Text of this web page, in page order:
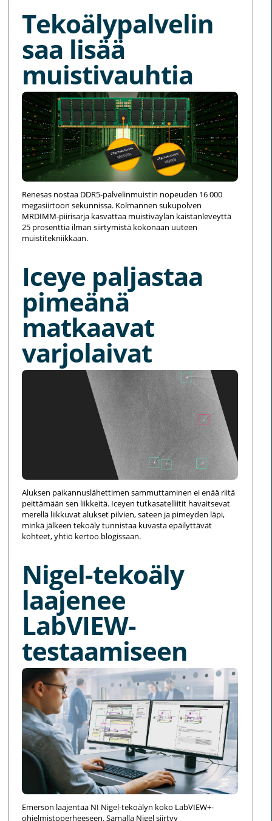
Tekoälypalvelin
saa lisää
muistivauhtia
Renesas nostaa DDR5-palvelinmuistin nopeuden 16 000
megasiirtoon sekunnissa. Kolmannen sukupolven
MRDIMM-piirisarja kasvattaa muistiväylän kaistanleveyttä
25 prosenttia ilman siirtymistä kokonaan uuteen
muistitekniikkaan.
Iceye paljastaa
pimeänä
matkaavat
varjolaivat
Aluksen paikannuslähettimen sammuttaminen ei enää riitä
peittämään sen liikkeitä. Iceyen tutkasatelliitit havaitsevat
merellä liikkuvat alukset pilvien, sateen ja pimeyden läpi,
minkä jälkeen tekoäly tunnistaa kuvasta epäilyttävät
kohteet, yhtiö kertoo blogissaan.
Nigel-tekoäly
laajenee
LabVIEW-
testaamiseen
Emerson laajentaa NI Nigel-tekoälyn koko LabVIEW+-
ohjelmistoperheeseen. Samalla Nigel siirtyy